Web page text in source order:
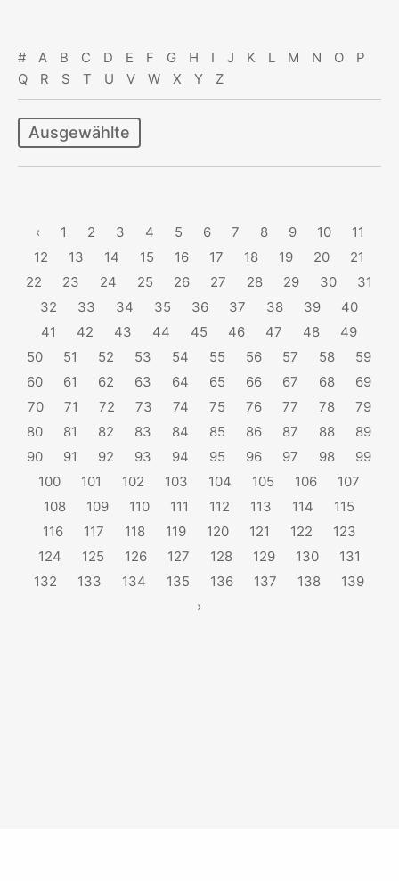
# A B C D E F G H I J K L M N O
P
Q
R S T U V W X Y Z
Ausgewählte
‹ 1 2 3 4 5 6 7 8 9 10
11
12
13 14 15 16 17 18 19 20
21
22
23 24 25 26 27 28 29 30
31
32
33 34 35 36 37 38 39
40
41
42 43 44 45 46 47 48
49
50
51 52 53 54 55 56 57 58
59
60
61 62 63 64 65 66 67 68
69
70
71 72 73 74 75 76 77 78
79
80
81 82 83 84 85 86 87 88
89
90
91 92 93 94 95 96 97 98
99
100
101 102 103 104 105 106
107
108
109 110 111 112 113 114
115
116
117 118 119 120 121 122
123
124
125 126 127 128 129 130
131
132
133 134 135 136 137 138
139
›